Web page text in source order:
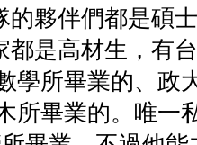
的夥伴們都是碩
都是高材生，有
學所畢業的、政
所畢業的。唯一